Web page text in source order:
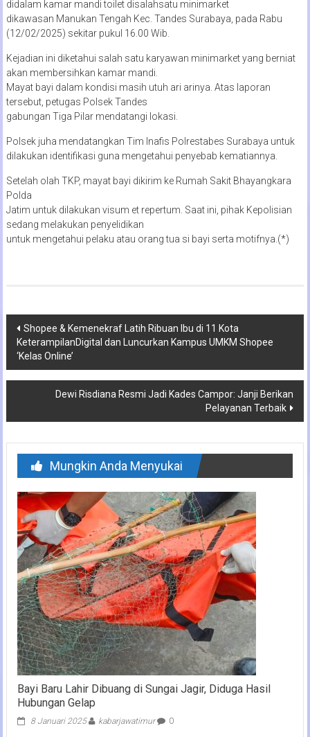
didalam kamar mandi toilet disalahsatu minimarket
dikawasan Manukan Tengah Kec. Tandes Surabaya, pada Rabu
(12/02/2025) sekitar pukul 16.00 Wib.
Kejadian ini diketahui salah satu karyawan minimarket yang berniat
akan membersihkan kamar mandi.
Mayat bayi dalam kondisi masih utuh ari arinya. Atas laporan
tersebut, petugas Polsek Tandes
gabungan Tiga Pilar mendatangi lokasi.
Polsek juha mendatangkan Tim Inafis Polrestabes Surabaya untuk
dilakukan identifikasi guna mengetahui penyebab kematiannya.
Setelah olah TKP, mayat bayi dikirim ke Rumah Sakit Bhayangkara
Polda
Jatim untuk dilakukan visum et repertum. Saat ini, pihak Kepolisian
sedang melakukan penyelidikan
untuk mengetahui pelaku atau orang tua si bayi serta motifnya.(*)
Navigasi
pos
Shopee & Kemenekraf Latih Ribuan Ibu di 11 Kota
KeterampilanDigital dan Luncurkan Kampus UMKM Shopee
‘Kelas Online’
Dewi Risdiana Resmi Jadi Kades Campor: Janji Berikan
Pelayanan Terbaik
Mungkin Anda Menyukai
Bayi Baru Lahir Dibuang di Sungai Jagir, Diduga Hasil
Hubungan Gelap
8 Januari 2025 kabarjawatimur 0